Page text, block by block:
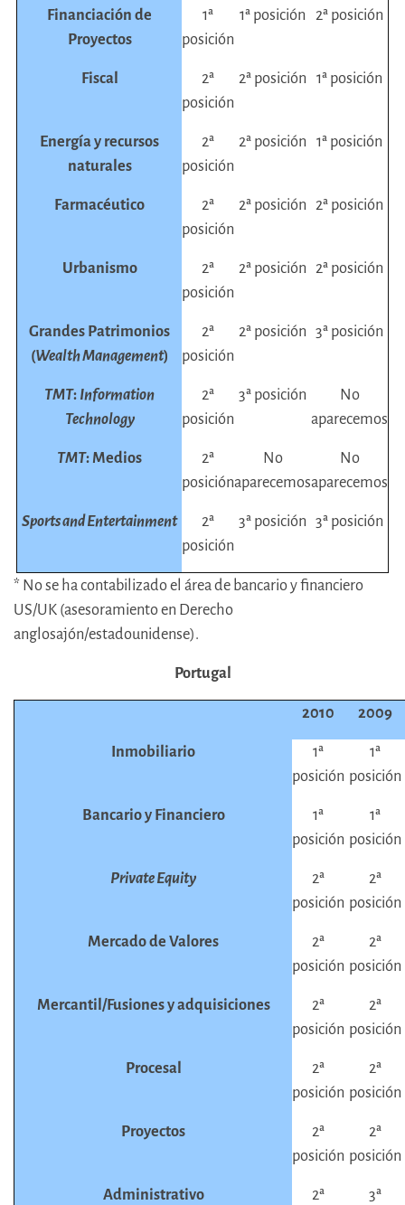
Financiación de
Proyectos
1ª
posición
1ª posición 2ª posición
Fiscal
2ª
posición
2ª posición 1ª posición
Energía y recursos
naturales
2ª
posición
2ª posición 1ª posición
Farmacéutico
2ª
posición
2ª posición 2ª posición
Urbanismo
2ª
posición
2ª posición 2ª posición
Grandes Patrimonios
(Wealth Management)
2ª
posición
2ª posición 3ª posición
TMT: Information
Technology
2ª
posición
3ª posición
No
aparecemos
TMT: Medios
2ª
posición
No
aparecemos
No
aparecemos
Sports and Entertainment
2ª
posición
3ª posición 3ª posición
* No se ha contabilizado el área de bancario y financiero
US/UK (asesoramiento en Derecho
anglosajón/estadounidense).
Portugal
2010 2009
Inmobiliario
1ª
posición
1ª
posición
Bancario y Financiero
1ª
posición
1ª
posición
Private Equity
2ª
posición
2ª
posición
Mercado de Valores
2ª
posición
2ª
posición
Mercantil/Fusiones y adquisiciones
2ª
posición
2ª
posición
Procesal
2ª
posición
2ª
posición
Proyectos
2ª
posición
2ª
posición
Administrativo
2ª
3ª